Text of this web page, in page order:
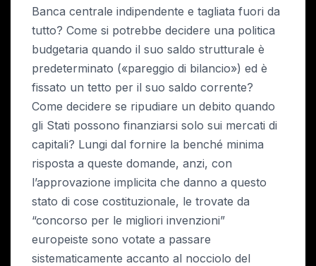
Banca centrale indipendente e tagliata fuori da
tutto? Come si potrebbe decidere una politica
budgetaria quando il suo saldo strutturale è
predeterminato («pareggio di bilancio») ed è
fissato un tetto per il suo saldo corrente?
Come decidere se ripudiare un debito quando
gli Stati possono finanziarsi solo sui mercati di
capitali? Lungi dal fornire la benché minima
risposta a queste domande, anzi, con
l’approvazione implicita che danno a questo
stato di cose costituzionale, le trovate da
“concorso per le migliori invenzioni”
europeiste sono votate a passare
sistematicamente accanto al nocciolo del